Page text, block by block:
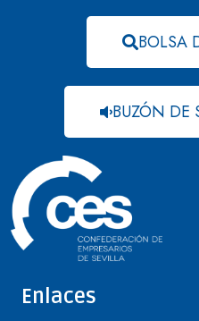
BOLSA
BUZÓN DE
Enlaces